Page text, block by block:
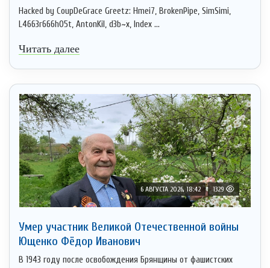
Hacked by CoupDeGrace Greetz: Hmei7, BrokenPipe, SimSimi,
L4663r666h05t, AntonKil, d3b~x, Index ...
Читать далее
6 АВГУСТА 2026, 18:42 1329
Умер участник Великой Отечественной войны
Ющенко Фёдор Иванович
В 1943 году после освобождения Брянщины от фашистских